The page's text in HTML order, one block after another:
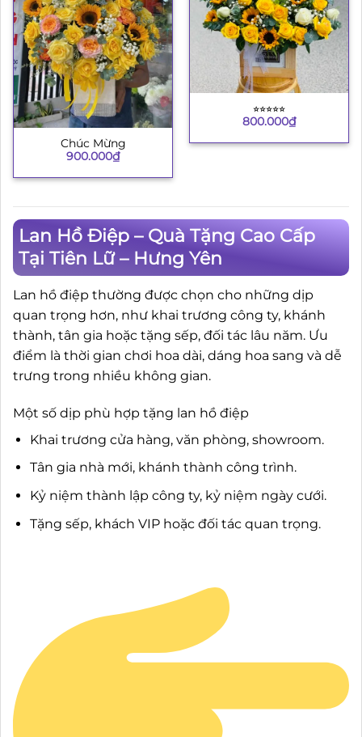
Chúc Mừng
900.000₫
⭐︎⭐︎⭐︎⭐︎⭐︎
800.000₫
Lan Hồ Điệp – Quà Tặng Cao Cấp
Tại Tiên Lữ – Hưng Yên
Lan hồ điệp thường được chọn cho những dịp
quan trọng hơn, như khai trương công ty, khánh
thành, tân gia hoặc tặng sếp, đối tác lâu năm. Ưu
điểm là thời gian chơi hoa dài, dáng hoa sang và dễ
trưng trong nhiều không gian.
Một số dịp phù hợp tặng lan hồ điệp
Khai trương cửa hàng, văn phòng, showroom.
Tân gia nhà mới, khánh thành công trình.
Kỷ niệm thành lập công ty, kỷ niệm ngày cưới.
Tặng sếp, khách VIP hoặc đối tác quan trọng.